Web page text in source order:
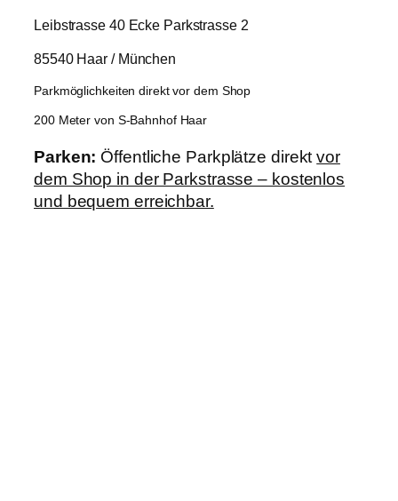
Leibstrasse 40 Ecke Parkstrasse 2
85540 Haar / München
Parkmöglichkeiten direkt vor dem Shop
200 Meter von S-Bahnhof Haar
Parken: Öffentliche Parkplätze direktvor
dem Shop in der Parkstrasse – kostenlos
und bequem erreichbar.